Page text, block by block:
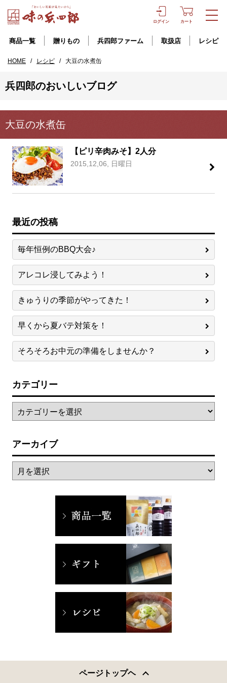
ログイン カート
商品一覧 贈りもの 兵四郎ファーム 取扱店 レシピ
HOME / レシピ / 大豆の水煮缶
兵四郎のおいしいブログ
大豆の水煮缶
【ピリ辛肉みそ】2人分
2015,12,06, 日曜日
最近の投稿
毎年恒例のBBQ大会♪
アレコレ浸してみよう！
きゅうりの季節がやってきた！
早くから夏バテ対策を！
そろそろお中元の準備をしませんか？
カテゴリー
アーカイブ
ページトップヘ